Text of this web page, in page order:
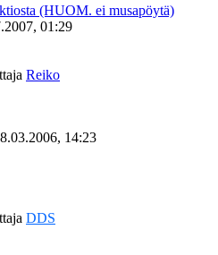
(HUOM. ei musapöytä)
01:29
Reiko
14:23
DDS